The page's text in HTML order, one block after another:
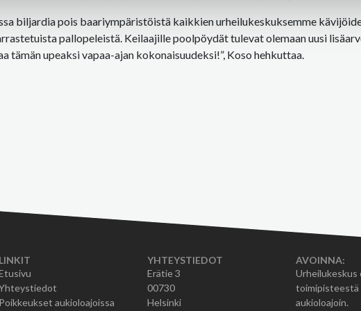
biljardia pois baariympäristöistä kaikkien urheilukeskuksemme
pallopeleistä. Keilaajille poolpöydät tulevat olemaan uusi
tämän upeaksi vapaa-ajan kokonaisuudeksi!”, Koso hehkuttaa.
LINKIT
Poikkeukset aukioloajoissa
YHTEYSTIEDOT
Erätie 3
00730
Helsinki
AVOINNA:
Urheilukeskus
toimipisteestä
aukioloajoin.